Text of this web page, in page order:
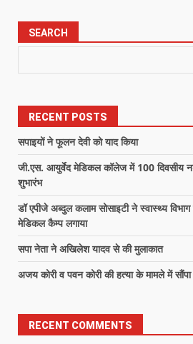
SEARCH
RECENT POSTS
सपाइयों ने फूलन देवी को याद किया
जी.एस. आयुर्वेद मेडिकल कॉलेज में 100 दिवसीय
शुभारंभ
डॉ एपीजे अब्दुल कलाम सोसाइटी ने स्वास्थ्य
मेडिकल कैम्प लगाया
सपा नेता ने अखिलेश यादव से की मुलाकात
अजय कोरी व पवन कोरी की हत्या के मामले में सौंपा
RECENT COMMENTS